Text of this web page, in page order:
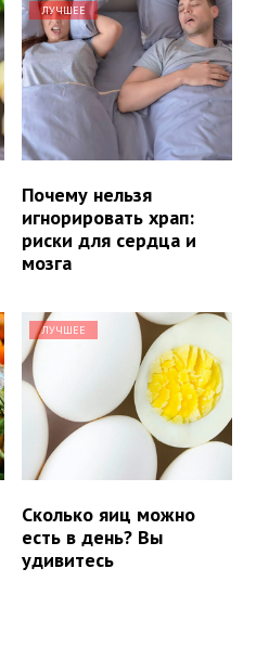
ЛУЧШЕЕ
Почему нельзя
игнорировать храп:
риски для сердца и
мозга
ЛУЧШЕЕ
Сколько яиц можно
есть в день? Вы
удивитесь